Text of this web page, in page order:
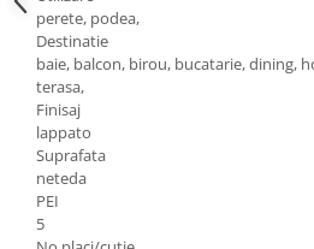
perete, podea,
Destinatie
baie, balcon, birou, bucatarie, dining,
terasa,
Finisaj
lappato
Suprafata
neteda
PEI
5